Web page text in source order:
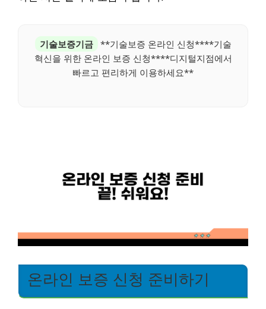
기술보증기금
**기술보증 온라인 신청****기술
혁신을 위한 온라인 보증 신청****디지털지점에서
빠르고 편리하게 이용하세요**
온라인 보증 신청 준비하기